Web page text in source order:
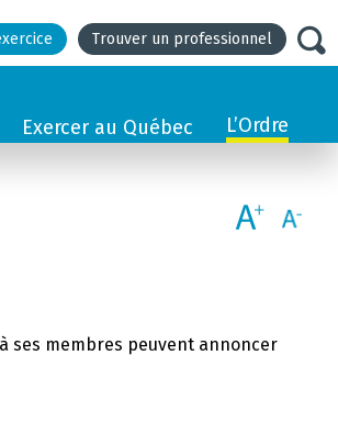
Trouver un professionnel
Exercer au Québec L’Ordre
ses membres peuvent annoncer